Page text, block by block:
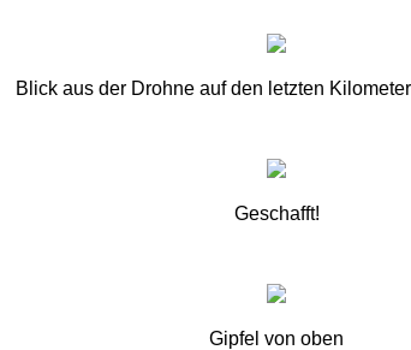
Blick aus der Drohne auf den letzten
Geschafft!
Gipfel von oben